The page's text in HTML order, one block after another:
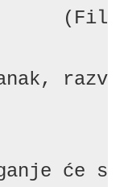
će se